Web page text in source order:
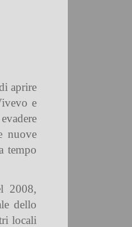
aprire
e
nuove
tempo
2008,
dello
locali